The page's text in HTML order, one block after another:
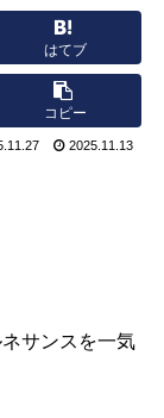
はてブ
コピー
2025.11.13
サンスを一気